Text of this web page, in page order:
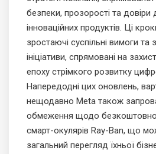
безпеки, прозорості та довіри
інноваційних продуктів. Ці
зростаючі суспільні вимоги та
ініціативи, спрямовані на
епоху стрімкого розвитку
Напередодні цих оновлень,
нещодавно Meta також
обмеження щодо
смарт-окулярів Ray-Ban, що
загальний перегляд їхньої